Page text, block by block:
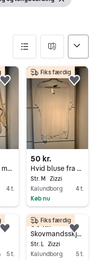
Fjern filter
Fin striktrøje med perler i siderne fra Zizzi str. M
4 t.
Føj til favoritter.
50 kr.
Hvid bluse fra Zizzi med fine detaljer str. M
Str. M Zizzi
Kalundborg
4 t.
Køb nu
Fiks færdig
Gå til annoncen
5 t.
Føj til favoritter.
50 kr.
Skovmandsskjorte med hætte fra Zizzi
Str. L Zizzi
Kalundborg
5 t.
Fiks færdig
Føj